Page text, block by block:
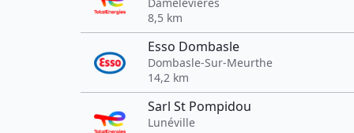
8,5 km
Esso Dombasle
Dombasle-Sur-Meurthe
14,2 km
Sarl St Pompidou
Lunéville